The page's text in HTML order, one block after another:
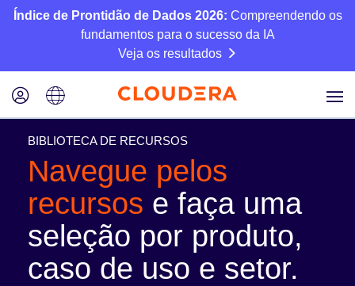
Índice de Prontidão de Dados 2026: Compreendendo os
fundamentos para o sucesso da IA
Veja os resultados
BIBLIOTECA DE RECURSOS
Navegue pelos
recursos e faça uma
seleção por produto,
caso de uso e setor.